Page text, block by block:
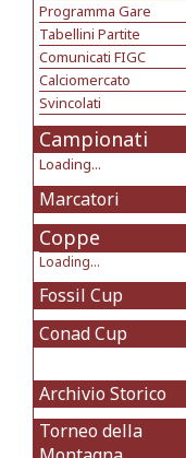
Programma Gare
Tabellini Partite
Comunicati FIGC
Calciomercato
Svincolati
Campionati
Loading...
Marcatori
Coppe
Loading...
Fossil Cup
Conad Cup
Archivio Storico
Torneo della